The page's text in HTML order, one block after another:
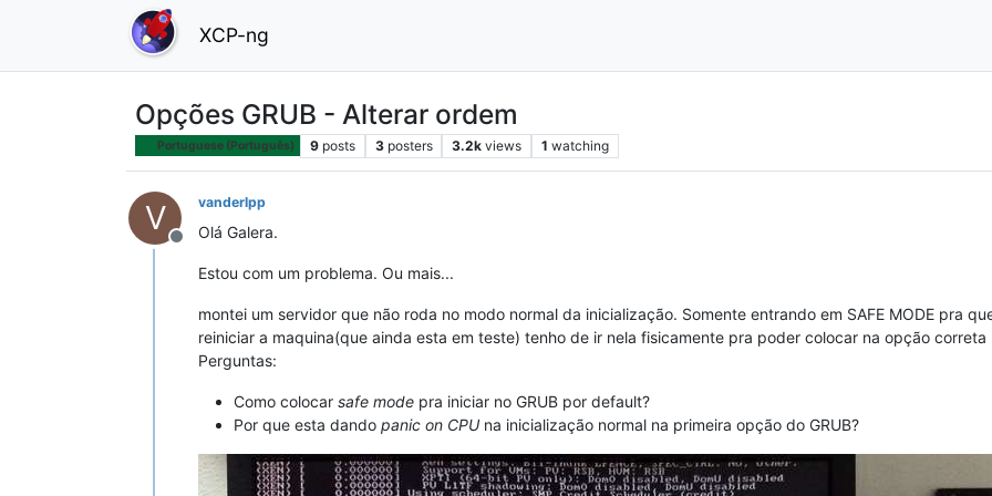
XCP-ng
Opções GRUB - Alterar ordem
Portuguese (Português) 9 posts 3 posters 3.2k views 1 watching
V
Offline
vanderlpp
Olá Galera.
Estou com um problema. Ou mais...
montei um servidor que não roda no modo normal da inicialização. Somente entrando em SAFE MODE pra
reiniciar a maquina(que ainda esta em teste) tenho de ir nela fisicamente pra poder colocar na opção correta
Perguntas:
Como colocar safe mode pra iniciar no GRUB por default?
Por que esta dando panic on CPU na inicialização normal na primeira opção do GRUB?